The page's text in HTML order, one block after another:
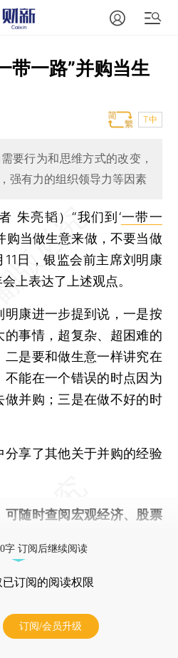
带一路”并购当生
T中
要行为和思维方式的改变，
强有力的组织领导力等因素
朱亮韬）“我们到‘一带一
购当做生意来做，不要当做
11日，银监会前主席刘明康
上表达了上述观点。
康进一步提到说，一是按
事情，超复杂、超困难的
是要和做生意一样讲究在
能在一个错误的时点因为
并购；三是在做不好的时
享了其他关于并购的经验
可随时查阅宏观经济、股票
字 订阅后继续阅读
已订阅的阅读权限
订阅/会员升级